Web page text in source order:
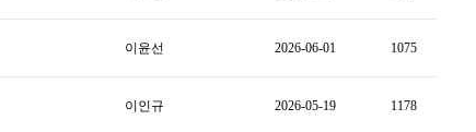
이윤선 2026-06-01 1075
이인규 2026-05-19 1178